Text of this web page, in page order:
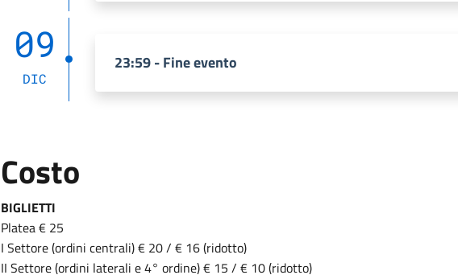
09
DIC
23:59 - Fine evento
Costo
BIGLIETTI
Platea € 25
I Settore (ordini centrali) € 20 / € 16 (ridotto)
II Settore (ordini laterali e 4° ordine) € 15 / € 10 (ridotto)